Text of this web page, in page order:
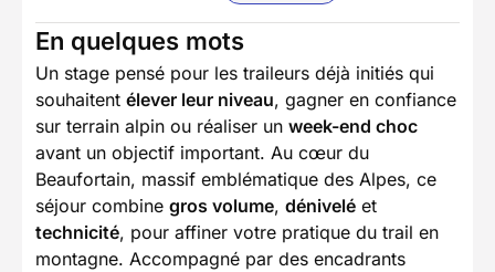
En quelques mots
Un stage pensé pour les traileurs déjà initiés qui
souhaitent élever leur niveau, gagner en confiance
sur terrain alpin ou réaliser un week-end choc
avant un objectif important. Au cœur du
Beaufortain, massif emblématique des Alpes, ce
séjour combine gros volume, dénivelé et
technicité, pour affiner votre pratique du trail en
montagne. Accompagné par des encadrants